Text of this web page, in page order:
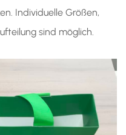
Individuelle Größen,
sind möglich.